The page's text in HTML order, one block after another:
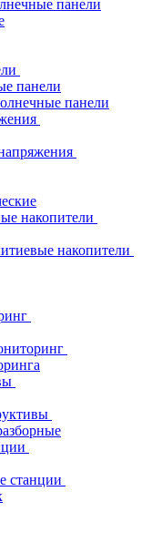
панели
панели
панели
накопители
накопители
станции